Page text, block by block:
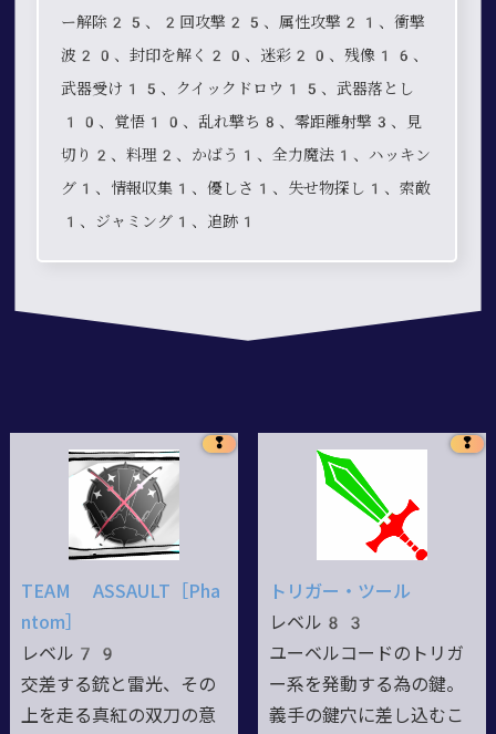
ー解除25、2回攻撃25、属性攻撃21、衝撃
波20、封印を解く20、迷彩20、残像16、
武器受け15、クイックドロウ15、武器落とし
10、覚悟10、乱れ撃ち8、零距離射撃3、見
切り2、料理2、かばう1、全力魔法1、ハッキン
グ1、情報収集1、優しさ1、失せ物探し1、索敵
1、ジャミング1、追跡1
❢
TEAM ASSAULT［Pha
ntom］
レベル79
交差する銃と雷光、その
上を走る真紅の双刀の意
❢
トリガー・ツール
レベル83
ユーベルコードのトリガ
ー系を発動する為の鍵。
義手の鍵穴に差し込むこ